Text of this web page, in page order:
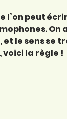
l’on peut
On
et le sens se
voici la règle !